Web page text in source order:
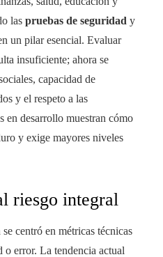
las pruebas de seguridad y
un pilar esencial. Evaluar
insuficiente; ahora se
capacidad de
y el respeto a las
en desarrollo muestran cómo
y exige mayores niveles
riesgo integral
centró en métricas técnicas
error. La tendencia actual